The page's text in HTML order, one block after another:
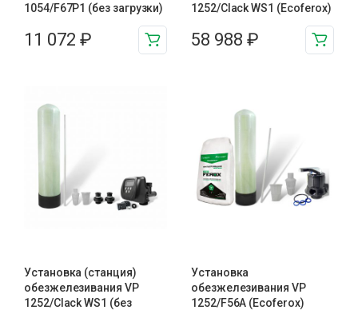
1054/F67P1 (без загрузки)
11 072 ₽
1252/Clack WS1 (Ecoferox)
58 988 ₽
Установка (станция)
обезжелезивания VP
1252/Clack WS1 (без
Установка
обезжелезивания VP
1252/F56A (Ecoferox)